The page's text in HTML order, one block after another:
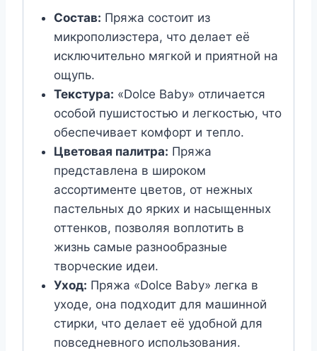
Состав: Пряжа состоит из
микрополиэстера, что делает её
исключительно мягкой и приятной на
ощупь.
Текстура: «Dolce Baby» отличается
особой пушистостью и легкостью, что
обеспечивает комфорт и тепло.
Цветовая палитра: Пряжа
представлена в широком
ассортименте цветов, от нежных
пастельных до ярких и насыщенных
оттенков, позволяя воплотить в
жизнь самые разнообразные
творческие идеи.
Уход: Пряжа «Dolce Baby» легка в
уходе, она подходит для машинной
стирки, что делает её удобной для
повседневного использования.